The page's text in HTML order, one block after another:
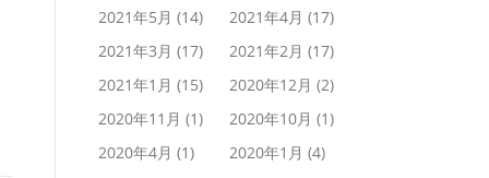
2021年5月 (14) 2021年4月 (17)
2021年3月 (17) 2021年2月 (17)
2021年1月 (15) 2020年12月 (2)
2020年11月 (1) 2020年10月 (1)
2020年4月 (1) 2020年1月 (4)